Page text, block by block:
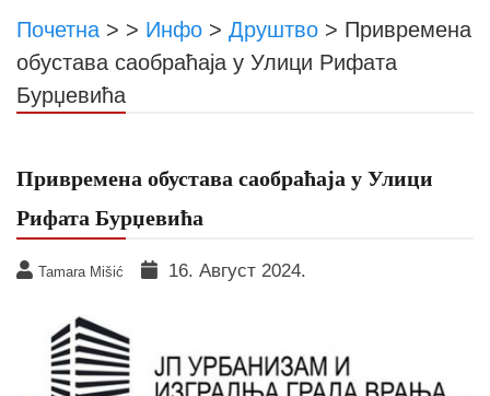
Почетна > > Инфо > Друштво > Привремена
обустава саобраћаја у Улици Рифата
Бурџевића
Привремена обустава саобраћаја у Улици
Рифата Бурџевића
Tamara Mišić 16. Август 2024.